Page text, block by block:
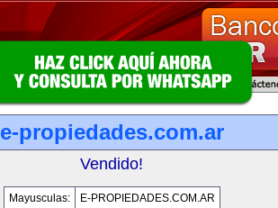
e-propiedades.com.ar
Vendido!
Mayusculas:
E-PROPIEDADES.COM.AR